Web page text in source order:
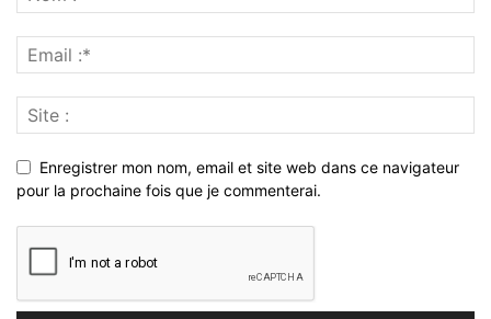
Enregistrer mon nom, email et site web dans ce navigateur
pour la prochaine fois que je commenterai.